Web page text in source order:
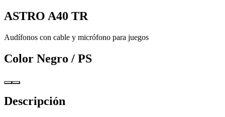
ASTRO A40 TR
Audífonos con cable y micrófono para juegos
Color Negro / PS
Descripción